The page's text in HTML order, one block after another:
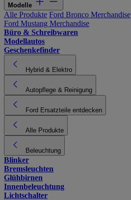
Modelle
Alle Produkte Ford Bronco Merchandise
Ford Mustang Merchandise
Büro & Schreibwaren
Modellautos
Geschenkefinder
Hybrid & Elektro
Autopflege & Reinigung
Ford Ersatzteile entdecken
Alle Produkte
Beleuchtung
Blinker
Bremsleuchten
Glühbirnen
Innenbeleuchtung
Lichtschalter